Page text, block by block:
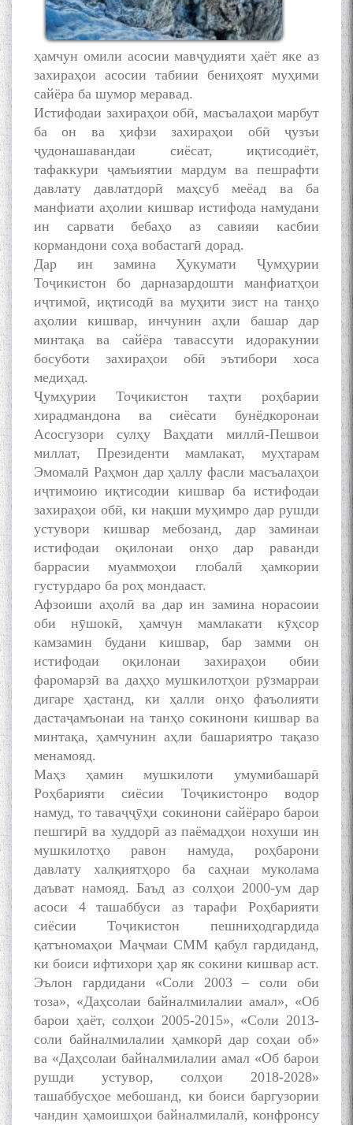
ҳамчун омили асосии мавҷудияти ҳаёт яке аз
захираҳои асосии табиии бениҳоят муҳими
сайёра ба шумор меравад.
Истифодаи захираҳои обӣ, масъалаҳои марбут
ба он ва ҳифзи захираҳои обӣ ҷузъи
ҷудонашавандаи сиёсат, иқтисодиёт,
тафаккури ҷамъиятии мардум ва пешрафти
давлату давлатдорӣ маҳсуб меёад ва ба
манфиати аҳолии кишвар истифода намудани
ин сарвати бебаҳо аз савияи касбии
кормандони соҳа вобастагӣ дорад.
Дар ин замина Ҳукумати Ҷумҳурии
Тоҷикистон бо дарназардошти манфиатҳои
иҷтимоӣ, иқтисодӣ ва муҳити зист на танҳо
аҳолии кишвар, инчунин аҳли башар дар
минтақа ва сайёра тавассути идоракунии
босуботи захираҳои обӣ эътибори хоса
медиҳад.
Ҷумҳурии Тоҷикистон таҳти роҳбарии
хирадмандона ва сиёсати бунёдкоронаи
Асосгузори сулҳу Ваҳдати миллӣ-Пешвои
миллат, Президенти мамлакат, муҳтарам
Эмомалӣ Раҳмон дар ҳаллу фасли масъалаҳои
иҷтимоию иқтисодии кишвар ба истифодаи
захираҳои обӣ, ки нақши муҳимро дар рушди
устувори кишвар мебозанд, дар заминаи
истифодаи оқилонаи онҳо дар раванди
баррасии муаммоҳои глобалӣ ҳамкории
густурдаро ба роҳ мондааст.
Афзоиши аҳолӣ ва дар ин замина норасоии
оби нӯшокӣ, ҳамчун мамлакати кӯҳсор
камзамин будани кишвар, бар замми он
истифодаи оқилонаи захираҳои обии
фаромарзӣ ва даҳҳо мушкилотҳои рӯзмарраи
дигаре ҳастанд, ки ҳалли онҳо фаъолияти
дастаҷамъонаи на танҳо сокинони кишвар ва
минтақа, ҳамчунин аҳли башариятро тақазо
менамояд.
Маҳз ҳамин мушкилоти умумибашарӣ
Роҳбарияти сиёсии Тоҷикистонро водор
намуд, то таваҷҷӯҳи сокинони сайёраро барои
пешгирӣ ва худдорӣ аз паёмадҳои нохуши ин
мушкилотҳо равон намуда, роҳбарони
давлату халқиятҳоро ба саҳнаи муколама
даъват намояд. Баъд аз солҳои 2000-ум дар
асоси 4 ташаббуси аз тарафи Роҳбарияти
сиёсии Тоҷикистон пешниҳодгардида
қатъномаҳои Маҷмаи СММ қабул гардиданд,
ки боиси ифтихори ҳар як сокини кишвар аст.
Эълон гардидани «Соли 2003 – соли оби
тоза», «Даҳсолаи байналмилалии амал», «Об
барои ҳаёт, солҳои 2005-2015», «Соли 2013-
соли байналмилалии ҳамкорӣ дар соҳаи об»
ва «Даҳсолаи байналмилалии амал «Об барои
рушди устувор, солҳои 2018-2028»
ташаббусҳое мебошанд, ки боиси баргузории
чандин ҳамоишҳои байналмилалӣ, конфронсу